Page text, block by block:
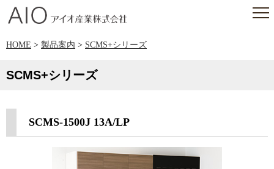
HOME > 製品案内 > SCMS+シリーズ
SCMS+シリーズ
SCMS-1500J 13A/LP